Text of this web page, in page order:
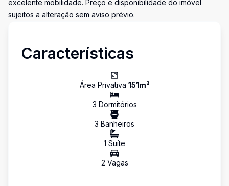
excelente mobilidade. Preço e disponibilidade do imóvel
sujeitos a alteração sem aviso prévio.
Características
Área Privativa 151m²
3 Dormitórios
3 Banheiros
1 Suíte
2 Vagas